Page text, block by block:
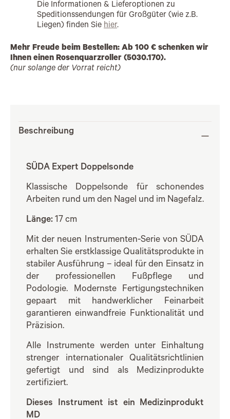
Die Informationen & Lieferoptionen zu
Speditionssendungen für Großgüter (wie z.B.
Liegen) finden Sie hier.
Mehr Freude beim Bestellen: Ab 100 € schenken wir
Ihnen einen Rosenquarzroller (5030.170).
(nur solange der Vorrat reicht)
Beschreibung
SÜDA Expert Doppelsonde
Klassische Doppelsonde für schonendes
Arbeiten rund um den Nagel und im Nagefalz.
Länge: 17 cm
Mit der neuen Instrumenten-Serie von SÜDA
erhalten Sie erstklassige Qualitätsprodukte in
stabiler Ausführung – ideal für den Einsatz in
der professionellen Fußpflege und
Podologie. Modernste Fertigungstechniken
gepaart mit handwerklicher Feinarbeit
garantieren einwandfreie Funktionalität und
Präzision.
Alle Instrumente werden unter Einhaltung
strenger internationaler Qualitätsrichtlinien
gefertigt und sind als Medizinprodukte
zertifiziert.
Dieses Instrument ist ein Medizinprodukt
MD